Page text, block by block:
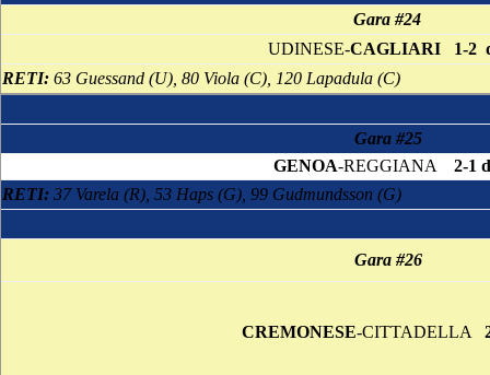
Gara #24
UDINESE-CAGLIARI
1-2
RETI: 63 Guessand (U), 80 Viola (C), 120 Lapadula (C)
Gara #25
GENOA-REGGIANA 2-1
RETI: 37 Varela (R), 53 Haps (G), 99 Gudmundsson (G)
Gara #26
CREMONESE-CITTADELLA